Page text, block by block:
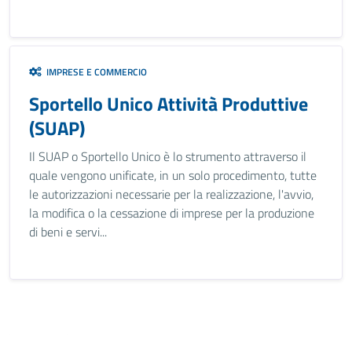
IMPRESE E COMMERCIO
Sportello Unico Attività Produttive
(SUAP)
Il SUAP o Sportello Unico è lo strumento attraverso il
quale vengono unificate, in un solo procedimento, tutte
le autorizzazioni necessarie per la realizzazione, l'avvio,
la modifica o la cessazione di imprese per la produzione
di beni e servi...